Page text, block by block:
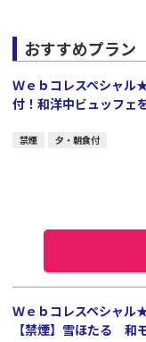
おすすめプラン
Ｗｅｂコレスペシャル
付！和洋中ビュッフェ
禁煙 夕・朝食付
Ｗｅｂコレスペシャ
【禁煙】雪ほたる 和